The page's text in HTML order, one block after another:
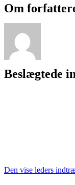
Facebook
X
Reddit
LinkedIn
WhatsApp
Telegram
Tumblr
Pinterest
Vk
Xing
E-
mail
Om
Beslægtede
Den vise leders